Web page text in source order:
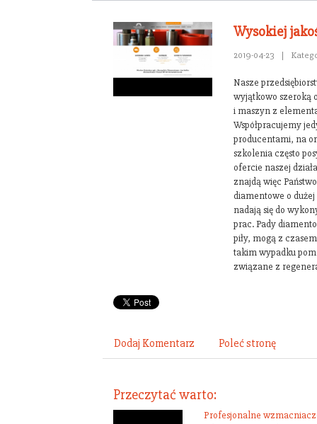
Wysokiej
2019-04-23 |
Nasze
wyjątkowo szeroką
i maszyn z
Współpracujemy
producentami, na
szkolenia często
ofercie naszej
znajdą więc
diamentowe o
nadają się do
prac. Pady
piły, mogą z
takim wypadku
związane z
Dodaj Komentarz Poleć stronę
Przeczytać warto:
Profesjonalne